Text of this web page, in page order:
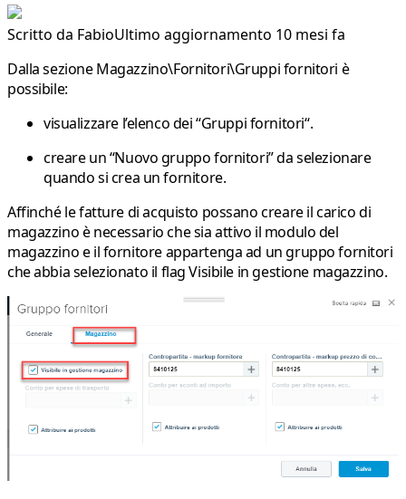
Scritto da FabioUltimo aggiornamento 10 mesi fa
Dalla sezione Magazzino\Fornitori\Gruppi fornitori è
possibile:
visualizzare l’elenco dei “Gruppi fornitori“.
creare un “Nuovo gruppo fornitori”da selezionare
quando si crea un fornitore.
Affinché le fatture di acquisto possano creare il carico di
magazzino è necessario che sia attivo il modulo del
magazzino e il fornitore appartenga ad un gruppo fornitori
che abbia selezionato il flagVisibile in gestione magazzino.